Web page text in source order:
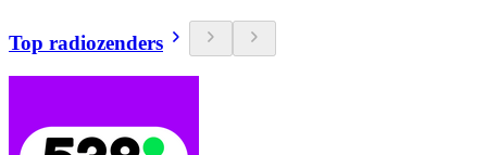
Top radiozenders